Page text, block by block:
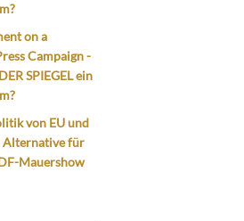
on a
Campaign -
SPIEGEL ein
von EU und
Alternative für
Mauershow